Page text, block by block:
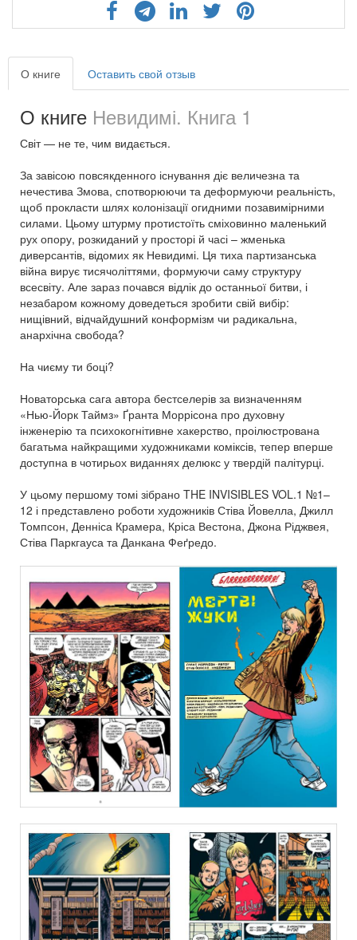
О книге Оставить свой отзыв
О книге Невидимі. Книга 1
Світ — не те, чим видається.
За завісою повсякденного існування діє величезна та
нечестива Змова, спотворюючи та деформуючи реальність,
щоб прокласти шлях колонізації огидними позавимірними
силами. Цьому штурму протистоїть сміховинно маленький
рух опору, розкиданий у просторі й часі – жменька
диверсантів, відомих як Невидимі. Ця тиха партизанська
війна вирує тисячоліттями, формуючи саму структуру
всесвіту. Але зараз почався відлік до останньої битви, і
незабаром кожному доведеться зробити свій вибір:
нищівний, відчайдушний конформізм чи радикальна,
анархічна свобода?
На чиєму ти боці?
Новаторська сага автора бестселерів за визначенням
«Нью-Йорк Таймз» Ґранта Моррісона про духовну
інженерію та психокогнітивне хакерство, проілюстрована
багатьма найкращими художниками коміксів, тепер вперше
доступна в чотирьох виданнях делюкс у твердій палітурці.
У цьому першому томі зібрано THE INVISIBLES VOL.1 №1–
12 і представлено роботи художників Стіва Йовелла, Джилл
Томпсон, Денніса Крамера, Кріса Вестона, Джона Ріджвея,
Стіва Паркгауса та Данкана Феґредо.